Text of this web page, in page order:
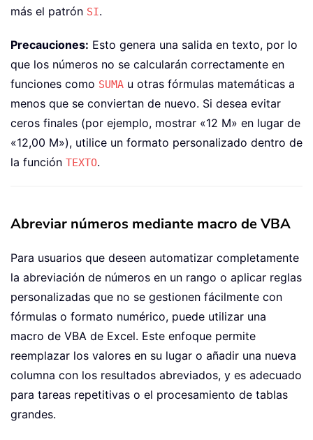
más el patrón SI.
Precauciones: Esto genera una salida en texto, por lo
que los números no se calcularán correctamente en
funciones como SUMA u otras fórmulas matemáticas a
menos que se conviertan de nuevo. Si desea evitar
ceros finales (por ejemplo, mostrar «12 M» en lugar de
«12,00 M»), utilice un formato personalizado dentro de
la función TEXTO.
Abreviar números mediante macro de VBA
Para usuarios que deseen automatizar completamente
la abreviación de números en un rango o aplicar reglas
personalizadas que no se gestionen fácilmente con
fórmulas o formato numérico, puede utilizar una
macro de VBA de Excel. Este enfoque permite
reemplazar los valores en su lugar o añadir una nueva
columna con los resultados abreviados, y es adecuado
para tareas repetitivas o el procesamiento de tablas
grandes.